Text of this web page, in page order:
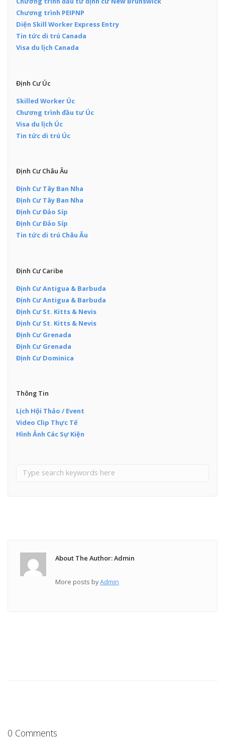
Chương trình PEIPNP
Diện Skill Worker Express Entry
Tin tức di trú Canada
Visa du lịch Canada
Định Cư Úc
Skilled Worker Úc
Chương trình đầu tư Úc
Visa du lịch Úc
Tin tức di trú Úc
Định Cư Châu Âu
Định Cư Tây Ban Nha
Định Cư Tây Ban Nha
Định Cư Đảo Síp
Định Cư Đảo Síp
Tin tức di trú Châu Âu
Định Cư Caribe
Định Cư Antigua & Barbuda
Định Cư Antigua & Barbuda
Định Cư St. Kitts & Nevis
Định Cư St. Kitts & Nevis
Định Cư Grenada
Định Cư Grenada
Định Cư Dominica
Thông Tin
Lịch Hội Thảo / Event
Video Clip Thực Tế
Hình Ảnh Các Sự Kiện
About The Author: Admin
More posts byAdmin
0 Comments